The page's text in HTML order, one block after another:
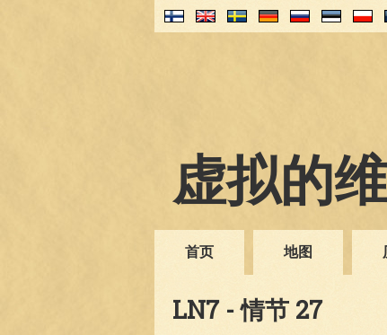
虚拟的
首页 地图
LN7 - 情节 27